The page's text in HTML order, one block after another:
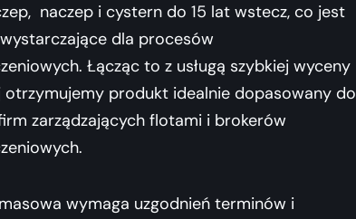
naczep i cystern do 15 lat wstecz, co jest
wystarczające dla procesów
Łącząc to z usługą szybkiej wyceny
otrzymujemy produkt idealnie dopasowany do
zarządzających flotami i brokerów
wymaga uzgodnień terminów i